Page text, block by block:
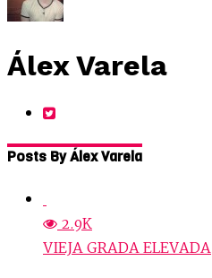
Álex Varela
Posts By Álex Varela
2.9K
VIEJA GRADA ELEVADA